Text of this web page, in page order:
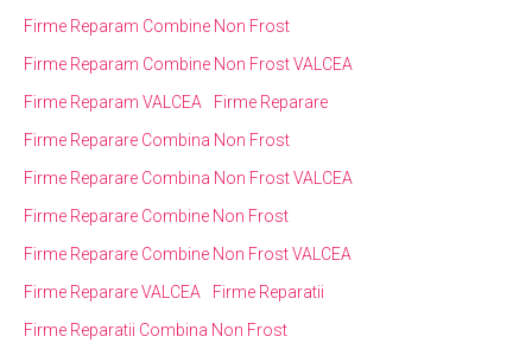
Firme Reparam Combine Non Frost
Firme Reparam Combine Non Frost VALCEA
Firme Reparam VALCEA
Firme Reparare
Firme Reparare Combina Non Frost
Firme Reparare Combina Non Frost VALCEA
Firme Reparare Combine Non Frost
Firme Reparare Combine Non Frost VALCEA
Firme Reparare VALCEA
Firme Reparatii
Firme Reparatii Combina Non Frost